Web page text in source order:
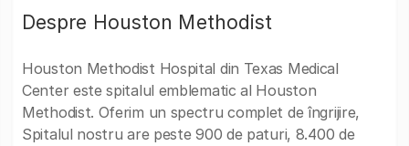
Despre Houston Methodist
Houston Methodist Hospital din Texas Medical
Center este spitalul emblematic al Houston
Methodist. Oferim un spectru complet de îngrijire,
Spitalul nostru are peste 900 de paturi, 8.400 de